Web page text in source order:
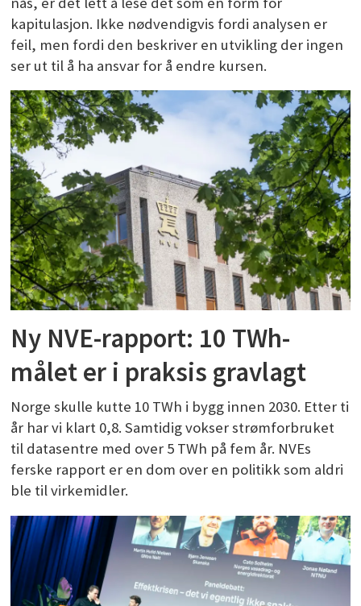
kapitulasjon. Ikke nødvendigvis fordi analysen er
feil, men fordi den beskriver en utvikling der ingen
ser ut til å ha ansvar for å endre kursen.
Ny NVE-rapport: 10 TWh-
målet er i praksis gravlagt
Norge skulle kutte 10 TWh i bygg innen 2030. Etter ti
år har vi klart 0,8. Samtidig vokser strømforbruket
til datasentre med over 5 TWh på fem år. NVEs
ferske rapport er en dom over en politikk som aldri
ble til virkemidler.